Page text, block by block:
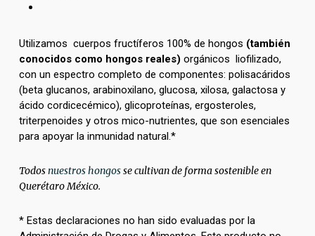
Utilizamos cuerpos fructíferos 100% de hongos (también
conocidos como hongos reales) orgánicos liofilizado,
con un espectro completo de componentes: polisacáridos
(beta glucanos, arabinoxilano, glucosa, xilosa, galactosa y
ácido cordicecémico), glicoproteínas, ergosteroles,
triterpenoides y otros mico-nutrientes, que son esenciales
para apoyar la inmunidad natural.*
Todosnuestros hongosse cultivan de forma sostenible en
Querétaro México.
* Estas declaraciones no han sido evaluadas por la